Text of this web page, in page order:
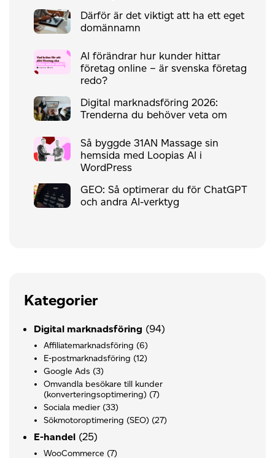
Därför är det viktigt att ha ett eget
domännamn
AI förändrar hur kunder hittar
företag online – är svenska företag
redo?
Digital marknadsföring 2026:
Trenderna du behöver veta om
Så byggde 31AN Massage sin
hemsida med Loopias AI i
WordPress
GEO: Så optimerar du för ChatGPT
och andra AI-verktyg
Kategorier
Digital marknadsföring (94)
Affiliatemarknadsföring (6)
E-postmarknadsföring (12)
Google Ads (3)
Omvandla besökare till kunder
(konverteringsoptimering) (7)
Sociala medier (33)
Sökmotoroptimering (SEO) (27)
E-handel (25)
WooCommerce (7)